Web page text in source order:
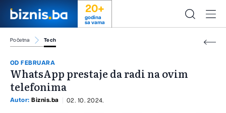
20+
godina
sa vama
Početna Tech
OD FEBRUARA
WhatsApp prestaje da radi na ovim
telefonima
Autor: Biznis.ba 02. 10. 2024.